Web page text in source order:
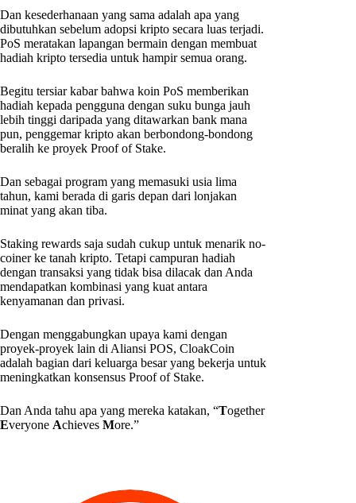
Dan kesederhanaan yang sama adalah apa yang
dibutuhkan sebelum adopsi kripto secara luas terjadi.
PoS meratakan lapangan bermain dengan membuat
hadiah kripto tersedia untuk hampir semua orang.
Begitu tersiar kabar bahwa koin PoS memberikan
hadiah kepada pengguna dengan suku bunga jauh
lebih tinggi daripada yang ditawarkan bank mana
pun, penggemar kripto akan berbondong-bondong
beralih ke proyek Proof of Stake.
Dan sebagai program yang memasuki usia lima
tahun, kami berada di garis depan dari lonjakan
minat yang akan tiba.
Staking rewards saja sudah cukup untuk menarik no-
coiner ke tanah kripto. Tetapi campuran hadiah
dengan transaksi yang tidak bisa dilacak dan Anda
mendapatkan kombinasi yang kuat antara
kenyamanan dan privasi.
Dengan menggabungkan upaya kami dengan
proyek-proyek lain di Aliansi POS, CloakCoin
adalah bagian dari keluarga besar yang bekerja untuk
meningkatkan konsensus Proof of Stake.
Dan Anda tahu apa yang mereka katakan, “Together
Everyone Achieves More.”